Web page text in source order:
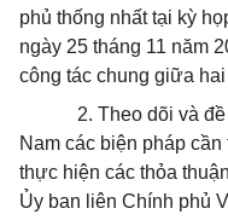
phủ thống nhất tại kỳ
ngày 25 tháng 11 năm
công tác chung giữa
2. Theo dõi và
Nam các biện pháp
thực hiện các thỏa
Ủy ban liên Chính phủ